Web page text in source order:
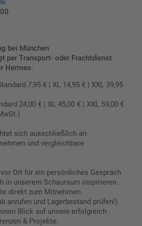
bei München
per Transport- oder Frachtdienst
Hermes.
7,95 € | XL 14,95 € | XXL 39,95
24,00 € | XL 45,00 € | XXL 59,00 €
sich ausschließlich an
und vergleichbare
Ort für ein persönliches Gespräch
in unserem Schauraum inspirieren.
direkt zum Mitnehmen.
anrufen und Lagerbestand prüfen!)
Blick auf unsere erfolgreich
& Projekte.